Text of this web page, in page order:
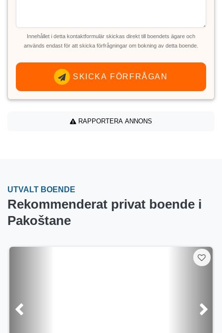
Innehållet i detta kontaktformulär skickas direkt till boendets ägare och
används endast för att skicka förfrågningar om bokning av detta boende.
SKICKA FÖRFRÅGAN
RAPPORTERA ANNONS
UTVALT BOENDE
Rekommenderat privat boende i
Pakoštane